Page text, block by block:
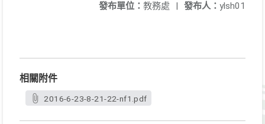
發布人： ylsh01
發布單位： 教務處 |
相關附件
2016-6-23-8-21-22-nf1.pdf